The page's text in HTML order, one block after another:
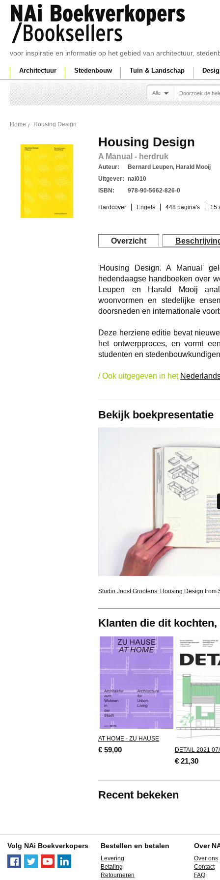
voor inspiratie en informatie op het gebied van architectuur,
Architectuur Stedenbouw Tuin & Landschap
Alle
Home Housing Design
Housing Design
A Manual - herdruk
Auteur:
Bernard Leupen, Harald Mooij
Uitgever: nai010
ISBN:
978-90-5662-826-0
Hardcover Engels 448 pagina's 15
Overzicht
'Housing Design. A Manual'
hedendaagse handboeken over
Leupen en Harald Mooij
woonvormen en stedelijke
doorsneden en internationale
Deze herziene editie bevat
het ontwerpproces, en vormt
studenten en
/ Ook uitgegeven in het
Bekijk boekpresentatie
Studio Joost Grootens: Housing Design from
Klanten die dit
AT HOME - ZU HAUSE
€ 59,00 DETAIL 2021
€ 21,30
Recent bekeken
Volg NAi Boekverkopers Bestellen en betalen
Levering
Betaling
Retourneren
Over
Over ons
Contact
FAQ